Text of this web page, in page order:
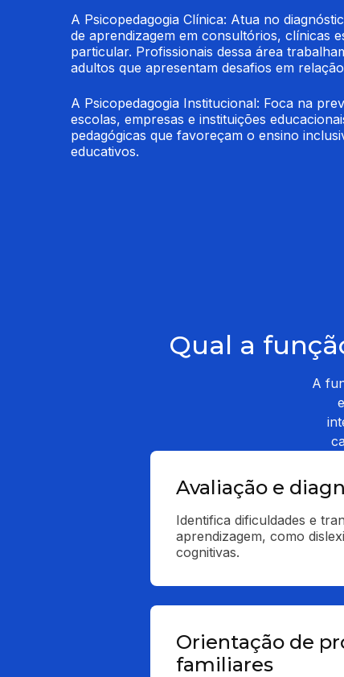
A Psicopedagogia Clínica: Atua no
de aprendizagem em consultórios, clínicas
particular. Profissionais dessa área
adultos que apresentam desafios em
A Psicopedagogia Institucional: Foca na
escolas, empresas e instituições
pedagógicas que favoreçam o ensino
educativos.
Qual a
A
Avaliação e
Identifica dificuldades e
aprendizagem, como
cognitivas.
Orientação de
familiares